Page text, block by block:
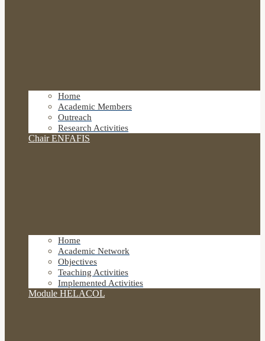
Home
Academic Members
Outreach
Research Activities
Chair ENFAFIS
Home
Academic Network
Objectives
Teaching Activities
Implemented Activities
Module HELACOL